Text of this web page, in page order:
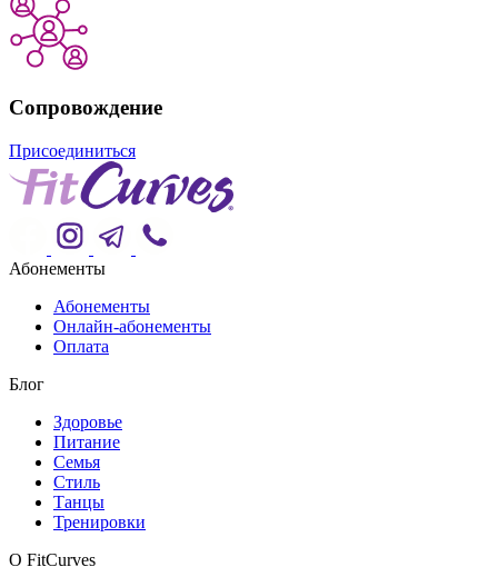
Сопровождение
Присоединиться
Абонементы
Абонементы
Онлайн-абонементы
Оплата
Блог
Здоровье
Питание
Семья
Стиль
Танцы
Тренировки
О FitCurves